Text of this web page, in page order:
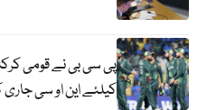
پی سی بی نے قومی
کیلئے این او سی جاری